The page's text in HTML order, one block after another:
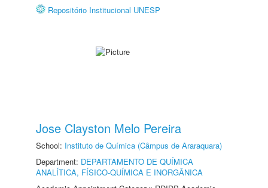
Repositório Institucional UNESP
Jose Clayston Melo Pereira
School: Instituto de Química (Câmpus de Araraquara)
Department: DEPARTAMENTO DE QUÍMICA
ANALÍTICA, FÍSICO-QUÍMICA E INORGÂNICA